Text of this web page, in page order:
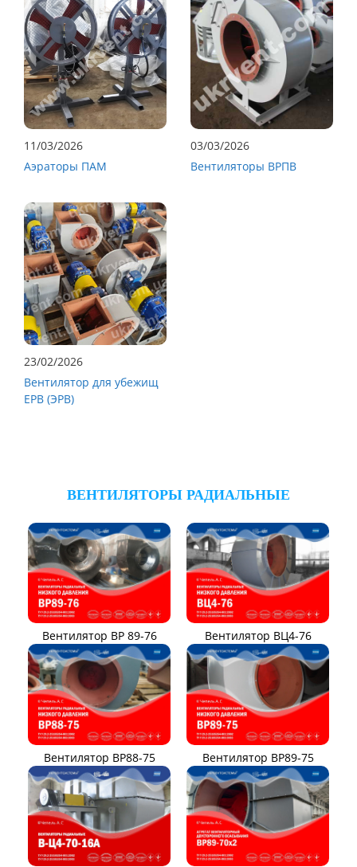
11/03/2026
Аэраторы ПАМ
03/03/2026
Вентиляторы ВРПВ
23/02/2026
Вентилятор для убежищ
ЕРВ (ЭРВ)
ВЕНТИЛЯТОРЫ РАДИАЛЬНЫЕ
Вентилятор ВР 89-76 Вентилятор ВЦ4-76
Вентилятор ВР88-75 Вентилятор ВР89-75